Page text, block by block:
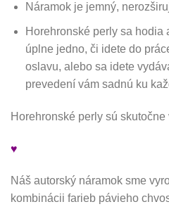
Náramok je jemný,
Horehronské perly sa hodia
úplne jedno, či idete do
oslavu, alebo sa idete
prevedení vám sadnú ku
Horehronské perly sú
♥
Náš autorský náramok sme
kombinácii farieb pávieho